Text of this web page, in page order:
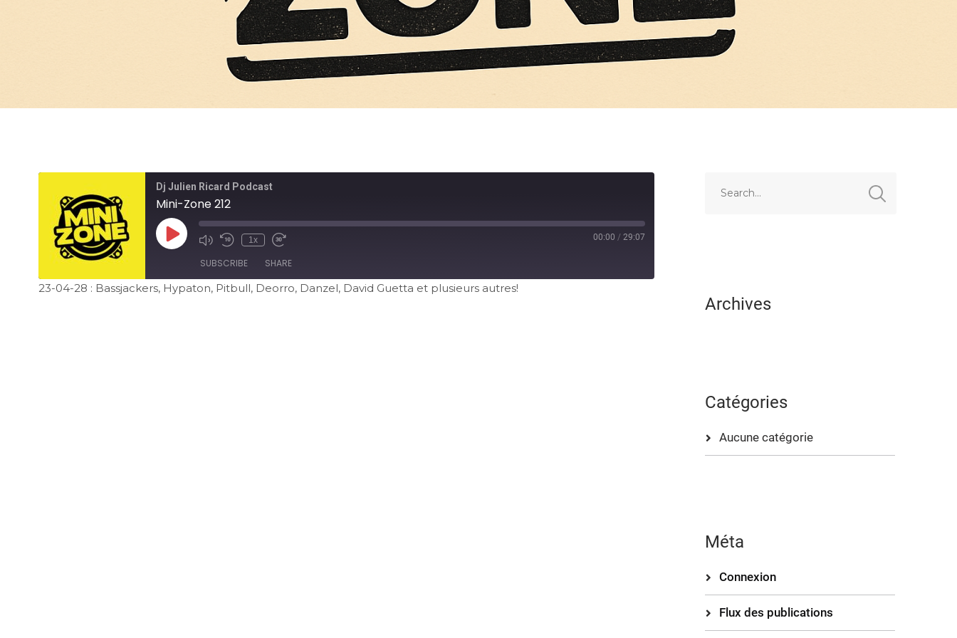
Dj Julien Ricard Podcast
Mini-Zone 212
1x 00:00 / 29:07
SUBSCRIBE SHARE
23-04-28 : Bassjackers, Hypaton, Pitbull, Deorro, Danzel, David Guetta et plusieurs autres!
Archives
Catégories
Aucune catégorie
Méta
Connexion
Flux des publications